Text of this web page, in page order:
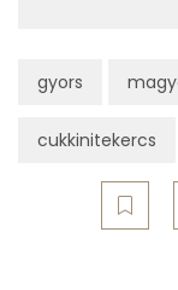
gyors
cukkinitekercs
Kálcium
Vas